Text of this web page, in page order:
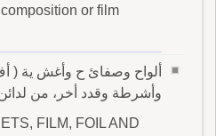
or film
ألواح وصفائ ح وأغش ية (
وأشرطة وقدد أخر، من
FILM, FOIL AND